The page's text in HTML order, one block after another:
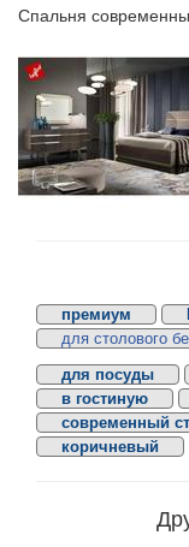
Спальня
премиум
для столового
для посуды
в гостиную
современный
коричневый